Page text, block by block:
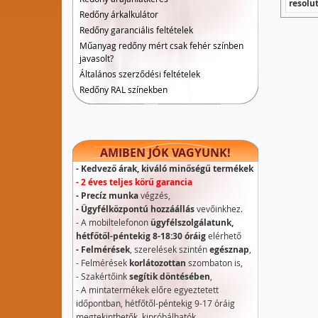
Redőny árkalkulátor
Redőny garanciális feltételek
Műanyag redőny mért csak fehér színben
javasolt?
Általános szerződési feltételek
Redőny RAL színekben
AMIBEN JÓK VAGYUNK!
- Kedvező árak, kiváló minőségű termékek
- 2 éves teljes körű garancia
- Precíz munkavégzés,
- Ügyfélközpontú hozzáállásvevőinkhez.
- A mobiltelefonon ügyfélszolgálatunk,
hétfőtől-péntekig 8-18:30 óráigelérhető
- Felmérések , szerelések szinténegésznap
- Felmérések korlátozottan szombaton is,
- Szakértőinksegítik döntésében
- A mintatermékek előre egyeztetett
időpontban, hétfőtől-péntekig 9-17 óráig